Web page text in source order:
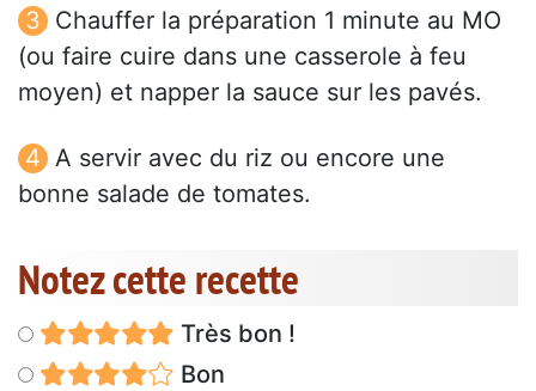
Chauffer la préparation 1 minute au MO
(ou faire cuire dans une casserole à feu
moyen) et napper la sauce sur les pavés.
A servir avec du riz ou encore une
bonne salade de tomates.
Notez cette recette
Très bon !
Bon